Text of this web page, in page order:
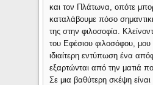
και τον Πλάτωνα, οπότε
καταλάβουμε πόσο
της στην φιλοσοφία.
του Εφέσιου φιλοσόφου,
ιδιαίτερη εντύπωση ένα
εξαρτώνται από την ματιά
Σε μια βαθύτερη σκέψη